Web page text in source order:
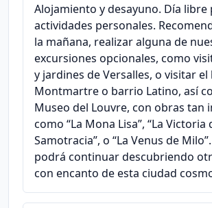
Alojamiento y desayuno. Día libre
actividades personales.
la mañana, realizar alguna de
excursiones opcionales, como
y jardines de Versalles, o visitar
Montmartre o barrio Latino, así
Museo del Louvre, con obras tan
como “La Mona Lisa”, “La Victoria
Samotracia”, o “La Venus de
podrá continuar descubriendo
con encanto de esta ciudad